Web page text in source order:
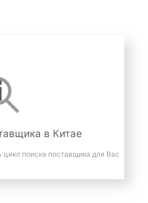
в Китае
поиска поставщика для Вас